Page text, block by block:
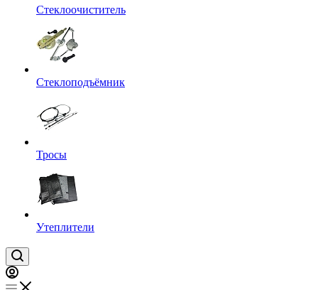
Стеклоочиститель
Стеклоподъёмник
Тросы
Утеплители